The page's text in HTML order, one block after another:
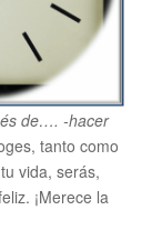
de…. -hacer
tanto como
vida, serás,
¡Merece la